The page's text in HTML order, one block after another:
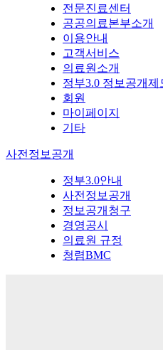
전문진료센터
공공의료본부소개
이용안내
고객서비스
의료원소개
정부3.0 정보공개제
회원
마이페이지
기타
사전정보공개
정부3.0안내
사전정보공개
정보공개청구
경영공시
의료원 규정
청렴BMC